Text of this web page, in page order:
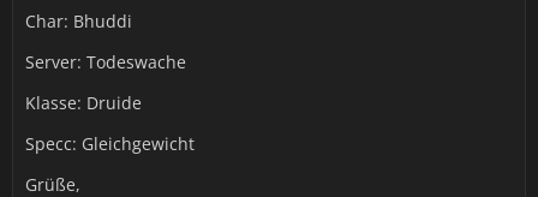
Char: Bhuddi
Server: Todeswache
Klasse: Druide
Specc: Gleichgewicht
Grüße,